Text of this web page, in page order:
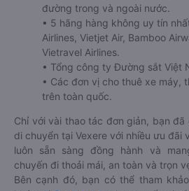
đường trong và ngoài nước.
• 5 hãng hàng không uy tín
Airlines, Vietjet Air, Bamboo
Vietravel Airlines.
• Tổng công ty Đường sắt Việt
• Các đơn vị cho thuê xe máy,
trên toàn quốc.
Chỉ với vài thao tác đơn giản, bạn
di chuyển tại Vexere với nhiều ưu đãi
luôn sẵn sàng đồng hành và
chuyến đi thoải mái, an toàn và trọn
Bên cạnh đó, bạn có thể tham